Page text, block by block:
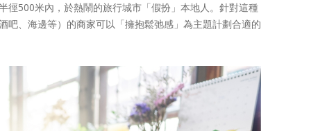
徑500米內，於熱鬧的旅行城市「假扮」本地人。針對這種
吧、海邊等）的商家可以「擁抱鬆弛感」為主題計劃合適的